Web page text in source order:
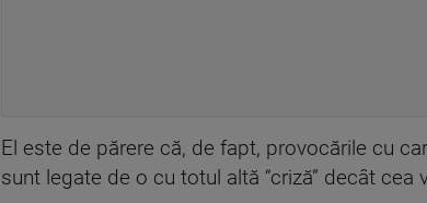
El este de părere că, de fapt, provocările cu
sunt legate de o cu totul altă “criză” decât cea